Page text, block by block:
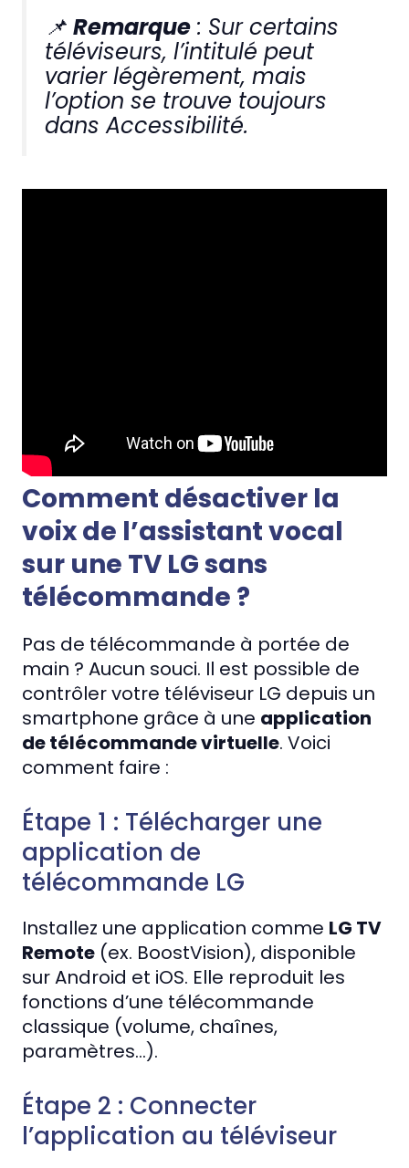
📌 Remarque : Sur certains
téléviseurs, l’intitulé peut
varier légèrement, mais
l’option se trouve toujours
dans Accessibilité.
Comment désactiver la
voix de l’assistant vocal
sur une TV LG sans
télécommande ?
Pas de télécommande à portée de
main ? Aucun souci. Il est possible de
contrôler votre téléviseur LG depuis un
smartphone grâce à une application
de télécommande virtuelle. Voici
comment faire :
Étape 1 : Télécharger une
application de
télécommande LG
Installez une application comme LG TV
Remote (ex. BoostVision), disponible
sur Android et iOS. Elle reproduit les
fonctions d’une télécommande
classique (volume, chaînes,
paramètres…).
Étape 2 : Connecter
l’application au téléviseur